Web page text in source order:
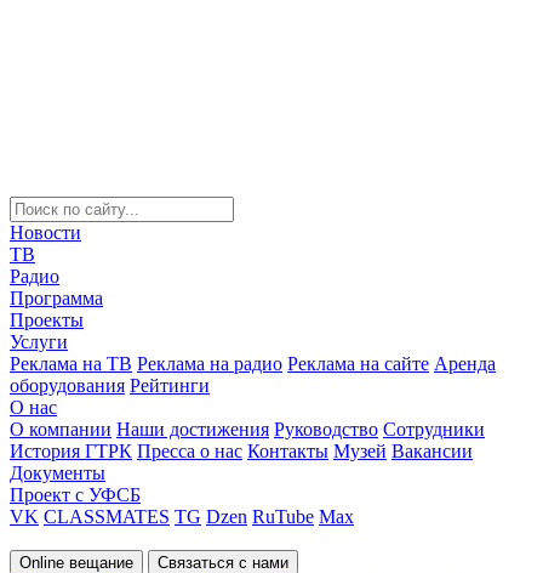
Новости
ТВ
Радио
Программа
Проекты
Услуги
Реклама на ТВ Реклама на радио Реклама на сайте Аренда
оборудования Рейтинги
О нас
О компании Наши достижения Руководство Сотрудники
История ГТРК Пресса о нас Контакты Музей Вакансии
Документы
Проект с УФСБ
VK CLASSMATES TG Dzen RuTube Max
Online вещание Связаться с нами